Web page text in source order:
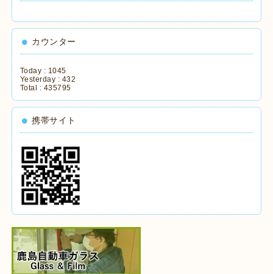
カウンター
Today : 1045
Yesterday : 432
Total : 435795
携帯サイト